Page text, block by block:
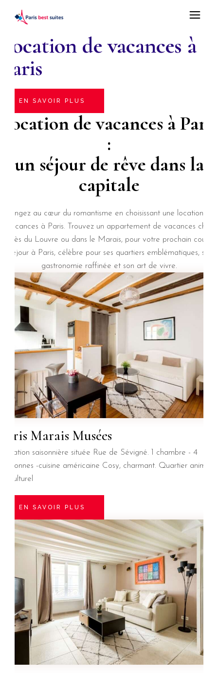
Location de vacances à
Paris
EN SAVOIR PLUS
Location de vacances à Paris
:
un séjour de rêve dans la
capitale
Plongez au cœur du romantisme en choisissant une location de
vacances à Paris. Trouvez un appartement de vacances chic
près du Louvre ou dans le Marais, pour votre prochain court
séjour à Paris, célèbre pour ses quartiers emblématiques, sa
gastronomie raffinée et son art de vivre.
Paris Marais Musées
Location saisonnière située Rue de Sévigné. 1 chambre - 4
personnes -cuisine américaine Cosy, charmant. Quartier animé
et culturel
EN SAVOIR PLUS